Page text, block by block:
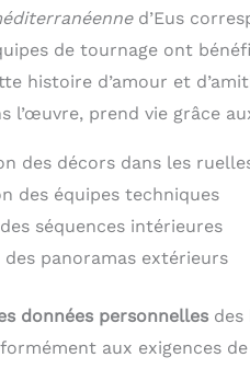
d’Eus
de tournage ont
histoire d’amour et
l’œuvre, prend vie grâce
des décors dans les
des équipes techniques
séquences intérieures
panoramas extérieurs
données personnellesdes
aux exigences